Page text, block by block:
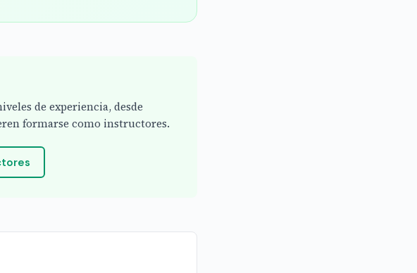
de experiencia, desde
formarse como instructores.